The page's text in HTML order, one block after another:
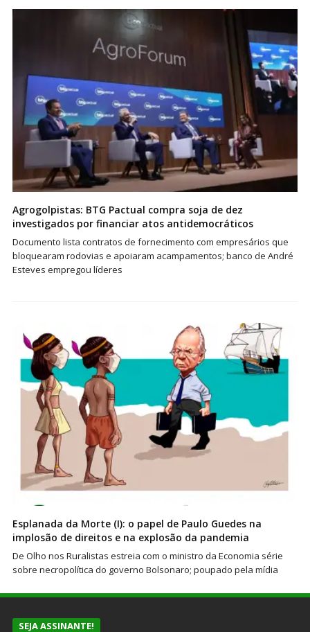
Agrogolpistas: BTG Pactual compra soja de dez
investigados por financiar atos antidemocráticos
Documento lista contratos de fornecimento com empresários que
bloquearam rodovias e apoiaram acampamentos; banco de André
Esteves empregou líderes
Esplanada da Morte (I): o papel de Paulo Guedes na
implosão de direitos e na explosão da pandemia
De Olho nos Ruralistas estreia com o ministro da Economia série
sobre necropolítica do governo Bolsonaro; poupado pela mídia
SEJA ASSINANTE!